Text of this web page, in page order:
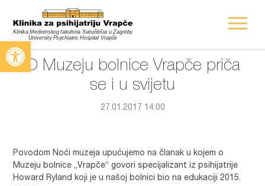
Open toolbar
O Muzeju bolnice Vrapče priča
se i u svijetu
27.01.2017 14:00
Povodom Noći muzeja upućujemo na članak u kojem o
Muzeju bolnice „Vrapče“ govori specijalizant iz psihijatrije
Howard Ryland koji je u našoj bolnici bio na edukaciji 2015.